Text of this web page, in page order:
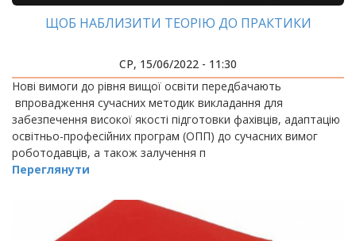
ЩОБ НАБЛИЗИТИ ТЕОРІЮ ДО ПРАКТИКИ
СР, 15/06/2022 - 11:30
Нові вимоги до рівня вищої освіти передбачають
впровадження сучасних методик викладання для
забезпечення високої якості підготовки фахівців, адаптацію
освітньо-професійних програм (ОПП) до сучасних вимог
роботодавців, а також залучення п
Переглянути